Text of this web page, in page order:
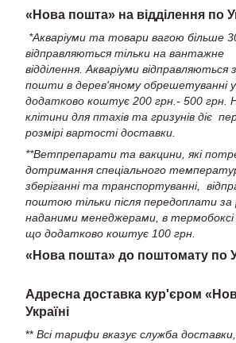
« Нова пошта» на відділення по
*Акваріуми та товари вагою більше
відправляються тільки на вантажне
відділення. Акваріуми відправляються
пошти в дерев'яному обрешетуванні
додатково коштує 200 грн.- 500 грн.
клітини для птахів та гризунів діє
розмірі вартості доставки.
**Ветпрепарати та вакцини, які
дотримання спеціального
зберіганні та транспортуванні,
поштою тільки після передоплати за
наданими менеджерами, в термобоксі
що додатково коштує 100 грн.
«Нова пошта» до поштомату по
Адресна доставка кур'єром
Україні
** Всі тарифи вказує служба доставки,